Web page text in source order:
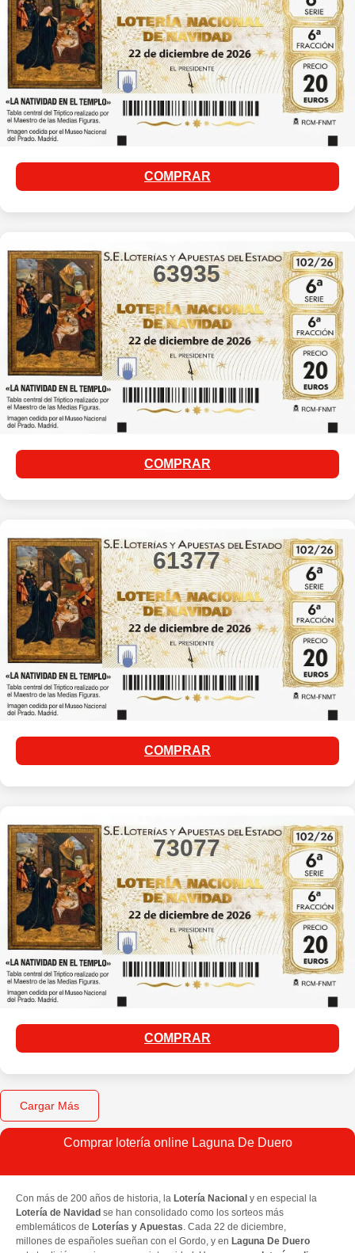
COMPRAR
63935
COMPRAR
61377
COMPRAR
73077
COMPRAR
Cargar Más
Comprar lotería online Laguna De Duero
Con más de 200 años de historia, la Lotería Nacional y en especial la
Lotería de Navidad se han consolidado como los sorteos más
emblemáticos de Loterías y Apuestas. Cada 22 de diciembre,
millones de españoles sueñan con el Gordo, y en Laguna De Duero